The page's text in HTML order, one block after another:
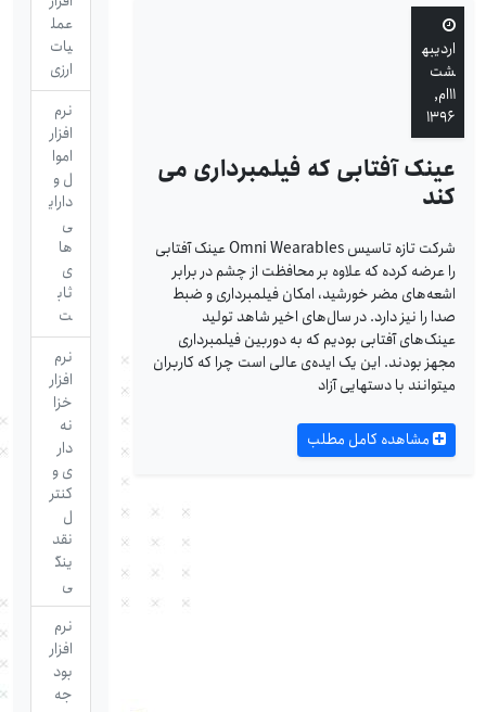
اردیبه
شت
۱۱ام,
۱۳۹۶
عینک آفتابی که فیلمبرداری می
کند
شرکت تازه تاسیس Omni Wearables عینک آفتابی
را عرضه کرده که علاوه بر محافظت از چشم در برابر
اشعه‌های مضر خورشید، امکان فیلمبرداری و ضبط
صدا را نیز دارد. در سال‌های اخیر شاهد تولید
عینک‌های آفتابی بودیم که به دوربین فیلمبرداری
مجهز بودند. این یک ایده‌ی عالی است چرا که کاربران
می­توانند با دستهایی آزاد
مشاهده کامل مطلب
عمل
یات
ارزی
نرم
افزار
اموا
ل و
دارای
ی
ها
ی
ثاب
ت
نرم
افزار
خزا
نه
دار
ی و
کنتر
نقد
ینگ
ی
نرم
افزار
بود
جه